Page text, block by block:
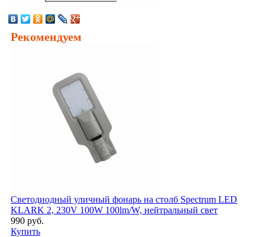
Рекомендуем
Светодиодный уличный фонарь на столб Spectrum LED
KLARK 2, 230V 100W 100lm/W, нейтральный свет
990 руб.
Купить